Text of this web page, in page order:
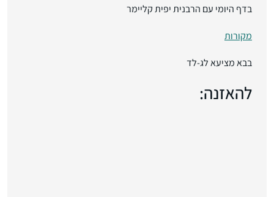
בדף היומי עם הרבנית יפית קליימר
מקורות
בבא מציעא לג-לד
להאזנה: